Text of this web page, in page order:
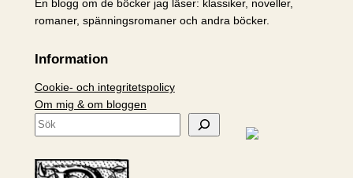
En blogg om de böcker jag läser: klassiker, noveller,
romaner, spänningsromaner och andra böcker.
Information
Cookie- och integritetspolicy
Om mig & om bloggen
S
k